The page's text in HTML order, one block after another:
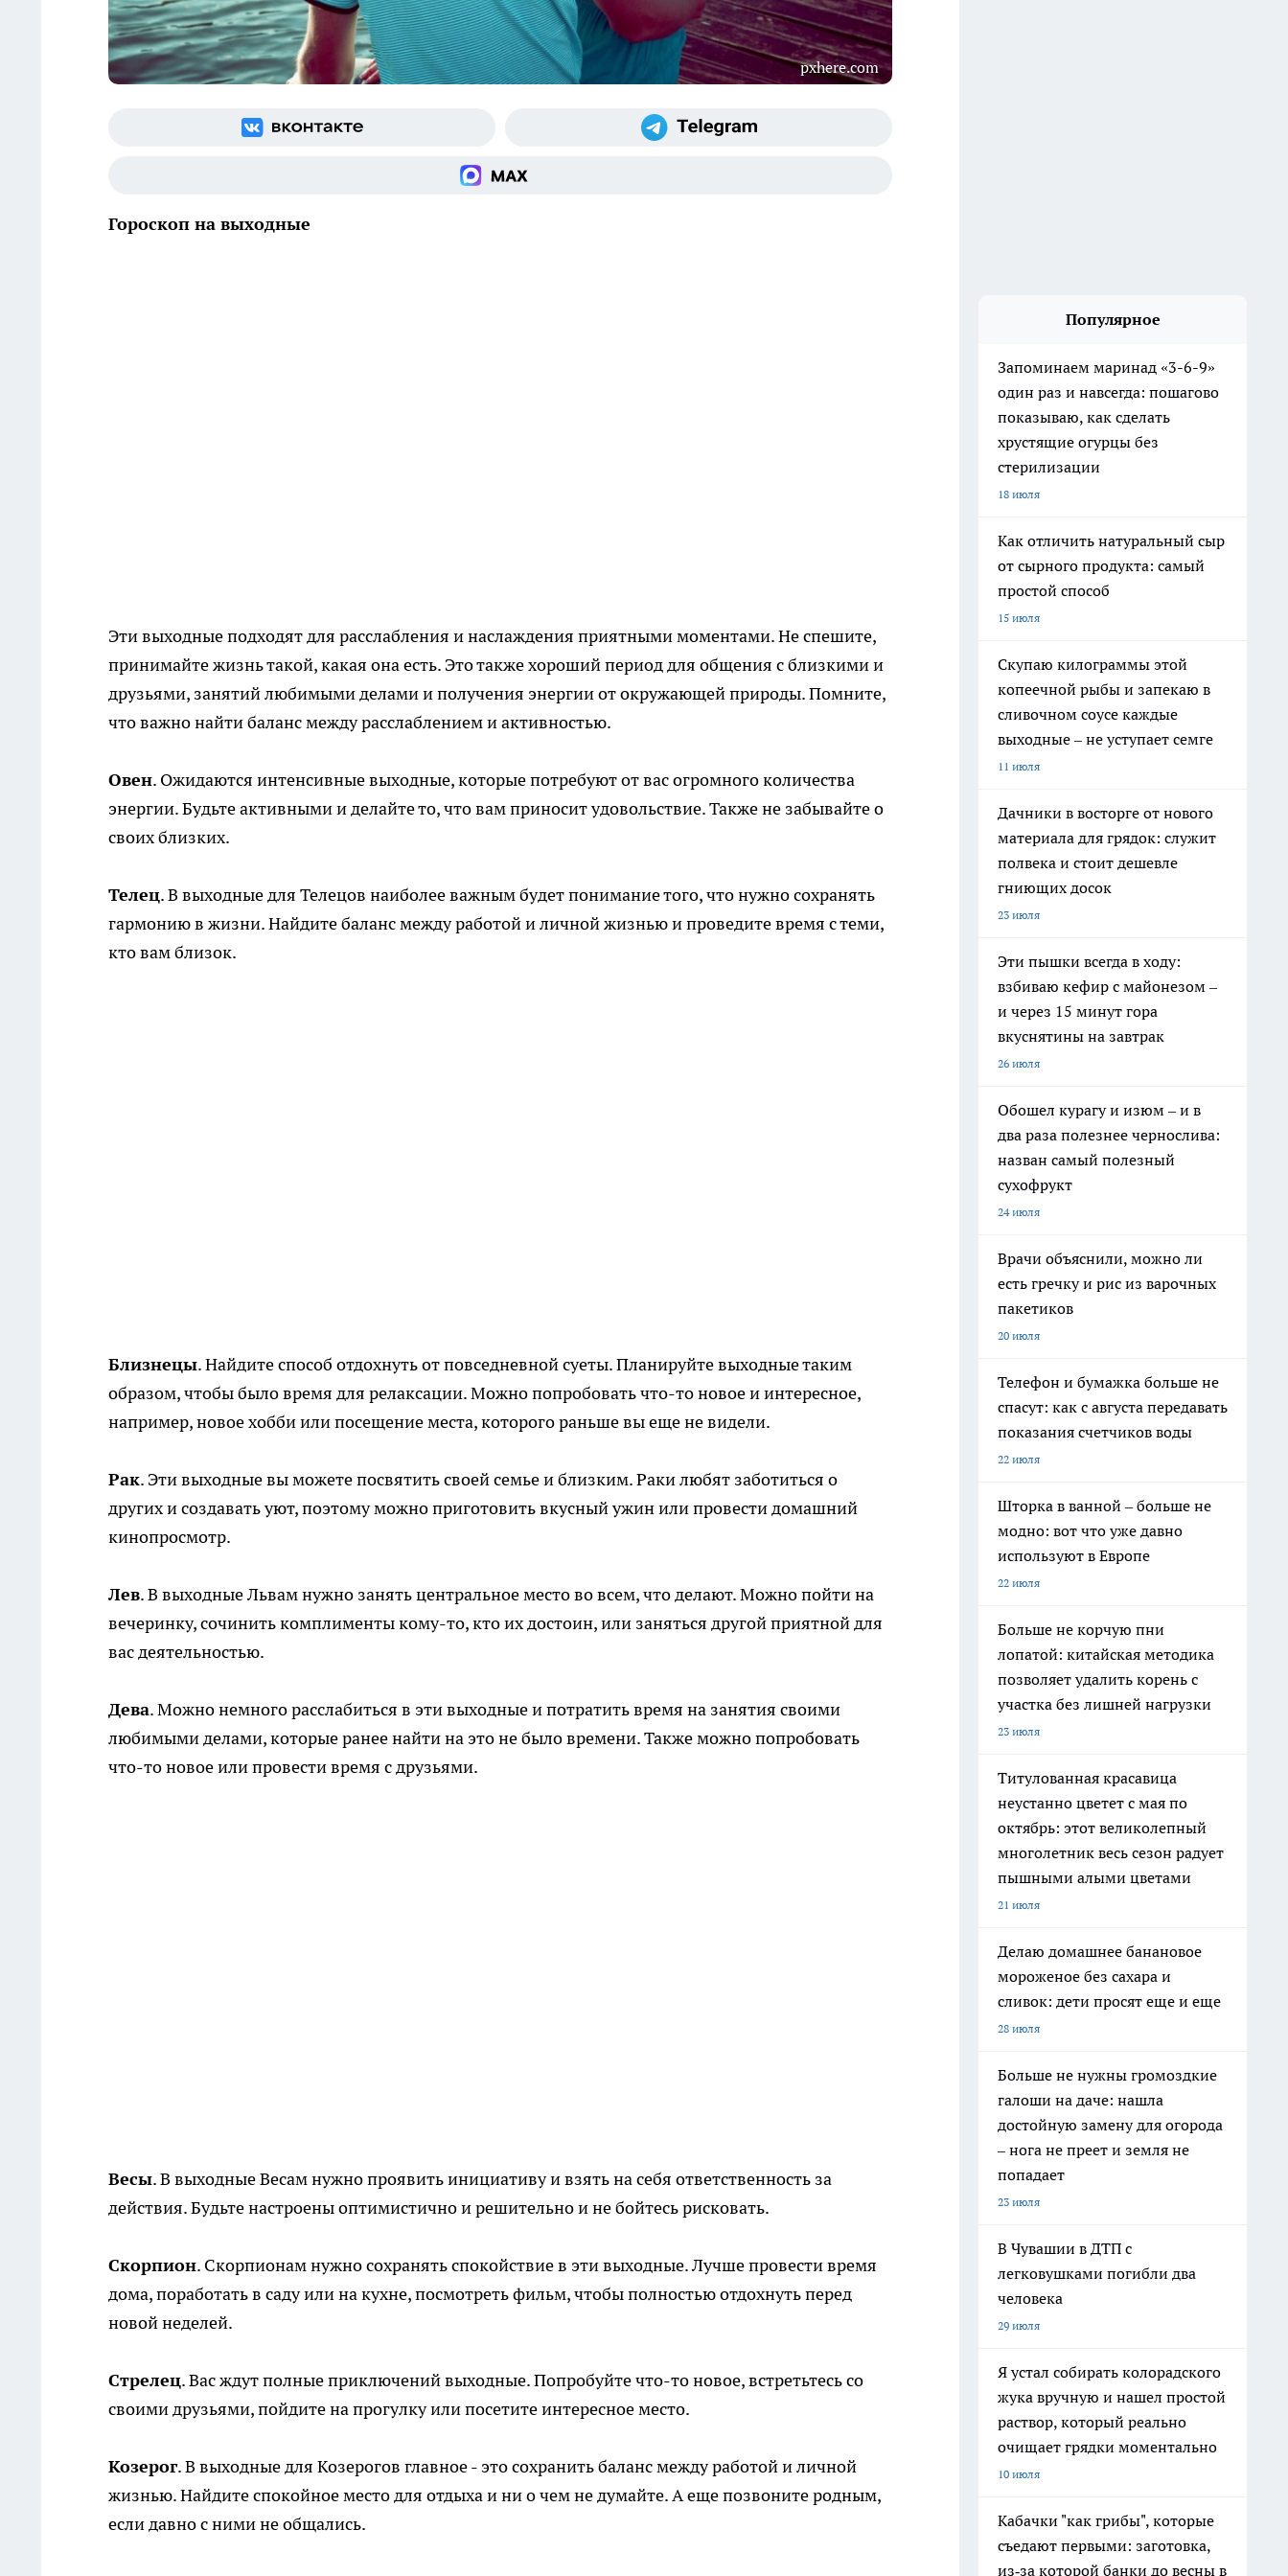
pxhere.com
Гороскоп на выходные
Эти выходные подходят для расслабления и наслаждения приятными моментами. Не спешите,
принимайте жизнь такой, какая она есть. Это также хороший период для общения с близкими и
друзьями, занятий любимыми делами и получения энергии от окружающей природы. Помните,
что важно найти баланс между расслаблением и активностью.
Овен. Ожидаются интенсивные выходные, которые потребуют от вас огромного количества
энергии. Будьте активными и делайте то, что вам приносит удовольствие. Также не забывайте о
своих близких.
Телец. В выходные для Телецов наиболее важным будет понимание того, что нужно сохранять
гармонию в жизни. Найдите баланс между работой и личной жизнью и проведите время с теми,
кто вам близок.
Близнецы. Найдите способ отдохнуть от повседневной суеты. Планируйте выходные таким
образом, чтобы было время для релаксации. Можно попробовать что-то новое и интересное,
например, новое хобби или посещение места, которого раньше вы еще не видели.
Рак. Эти выходные вы можете посвятить своей семье и близким. Раки любят заботиться о
других и создавать уют, поэтому можно приготовить вкусный ужин или провести домашний
кинопросмотр.
Лев. В выходные Львам нужно занять центральное место во всем, что делают. Можно пойти на
вечеринку, сочинить комплименты кому-то, кто их достоин, или заняться другой приятной для
вас деятельностью.
Дева. Можно немного расслабиться в эти выходные и потратить время на занятия своими
любимыми делами, которые ранее найти на это не было времени. Также можно попробовать
что-то новое или провести время с друзьями.
Весы. В выходные Весам нужно проявить инициативу и взять на себя ответственность за
действия. Будьте настроены оптимистично и решительно и не бойтесь рисковать.
Скорпион. Скорпионам нужно сохранять спокойствие в эти выходные. Лучше провести время
дома, поработать в саду или на кухне, посмотреть фильм, чтобы полностью отдохнуть перед
новой неделей.
Стрелец. Вас ждут полные приключений выходные. Попробуйте что-то новое, встретьтесь со
своими друзьями, пойдите на прогулку или посетите интересное место.
Козерог. В выходные для Козерогов главное - это сохранить баланс между работой и личной
жизнью. Найдите спокойное место для отдыха и ни о чем не думайте. А еще позвоните родным,
если давно с ними не общались.
Популярное
Запоминаем маринад «3-6-9»
один раз и навсегда: пошагово
показываю, как сделать
хрустящие огурцы без
стерилизации
18 июля
Как отличить натуральный сыр
от сырного продукта: самый
простой способ
15 июля
Скупаю килограммы этой
копеечной рыбы и запекаю в
сливочном соусе каждые
выходные – не уступает семге
11 июля
Дачники в восторге от нового
материала для грядок: служит
полвека и стоит дешевле
гниющих досок
23 июля
Эти пышки всегда в ходу:
взбиваю кефир с майонезом –
и через 15 минут гора
вкуснятины на завтрак
26 июля
Обошел курагу и изюм – и в
два раза полезнее чернослива:
назван самый полезный
сухофрукт
24 июля
Врачи объяснили, можно ли
есть гречку и рис из варочных
пакетиков
20 июля
Телефон и бумажка больше не
спасут: как с августа передавать
показания счетчиков воды
22 июля
Шторка в ванной – больше не
модно: вот что уже давно
используют в Европе
22 июля
Больше не корчую пни
лопатой: китайская методика
позволяет удалить корень с
участка без лишней нагрузки
23 июля
Титулованная красавица
неустанно цветет с мая по
октябрь: этот великолепный
многолетник весь сезон радует
пышными алыми цветами
21 июля
Делаю домашнее банановое
мороженое без сахара и
сливок: дети просят еще и еще
28 июля
Больше не нужны громоздкие
галоши на даче: нашла
достойную замену для огорода
– нога не преет и земля не
попадает
23 июля
В Чувашии в ДТП с
легковушками погибли два
человека
29 июля
Я устал собирать колорадского
жука вручную и нашел простой
раствор, который реально
очищает грядки моментально
10 июля
Кабачки "как грибы", которые
съедают первыми: заготовка,
из‑за которой банки до весны в